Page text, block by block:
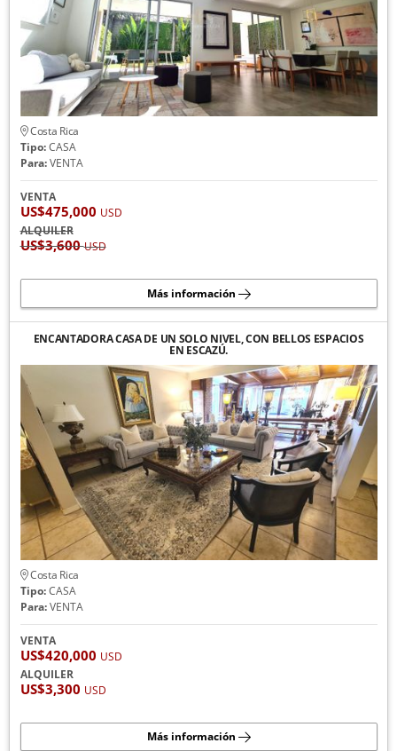
Costa Rica
Tipo:CASA
Para:VENTA
VENTA
US$475,000 USD
ALQUILER
US$3,600USD
Más información
ENCANTADORA CASA DE UN SOLO NIVEL, CON BELLOS ESPACIOS
EN ESCAZÚ.
Costa Rica
Tipo:CASA
Para:VENTA
VENTA
US$420,000 USD
ALQUILER
US$3,300 USD
Más información